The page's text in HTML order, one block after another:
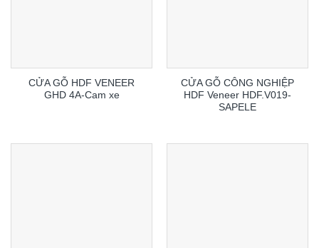
CỬA GỖ HDF VENEER
GHD 4A-Cam xe
CỬA GỖ CÔNG NGHIỆP
HDF Veneer HDF.V019-
SAPELE